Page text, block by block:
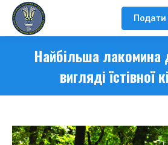
Подати
Найбільша лакомина
вигляді їстівної